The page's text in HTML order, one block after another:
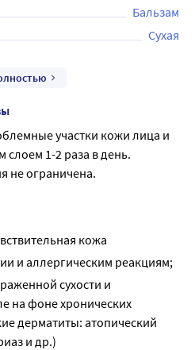
что делает его
ухода. Объем бутылки
Бальзам
Сухая
участки кожи лица и
1-2 раза в день.
не ограничена.
кожа
и аллергическим реакциям;
сухости и
на фоне хронических
дерматиты: атопический
и др.)